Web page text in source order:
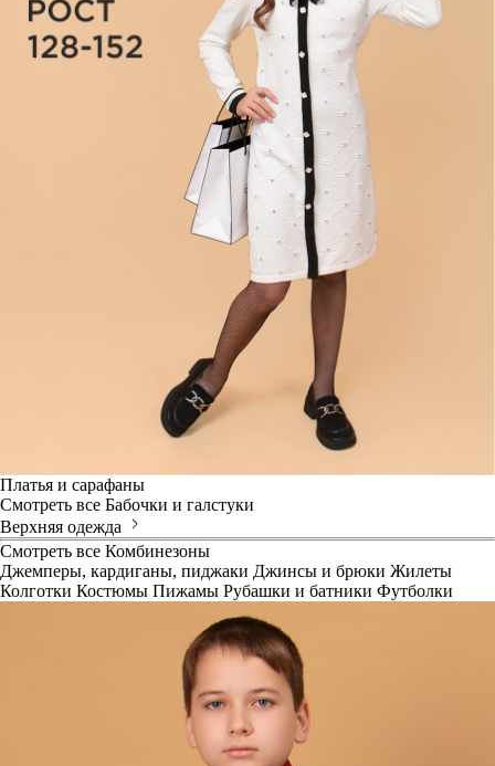
Платья и сарафаны
Смотреть все Бабочки и галстуки
Верхняя одежда
Смотреть все Комбинезоны
Джемперы, кардиганы, пиджаки Джинсы и брюки Жилеты
Колготки Костюмы Пижамы Рубашки и батники Футболки